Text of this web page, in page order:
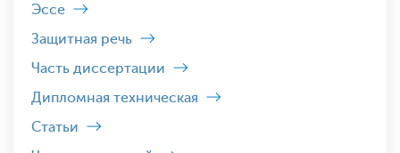
Эссе
Защитная речь
Часть диссертации
Дипломная техническая
Статьи